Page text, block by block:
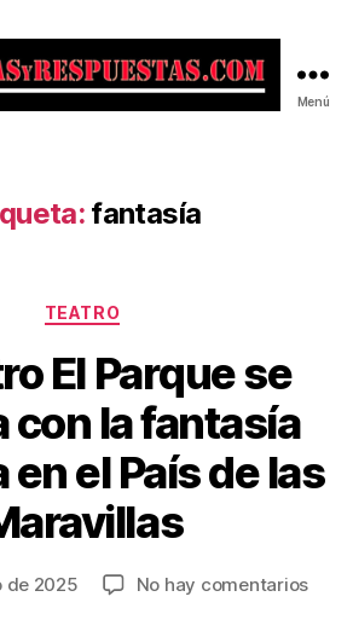
Menú
fantasía
Categorías
TEATRO
El Parque se
con la fantasía
el País de las
de 2025 No hay comentariosen